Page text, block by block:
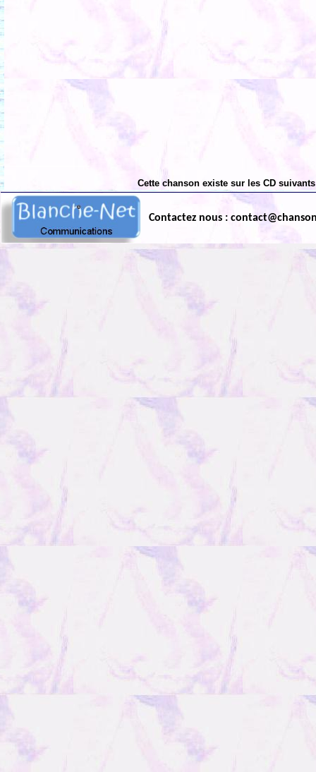
Cette chanson existe sur les CD
Contactez nous :